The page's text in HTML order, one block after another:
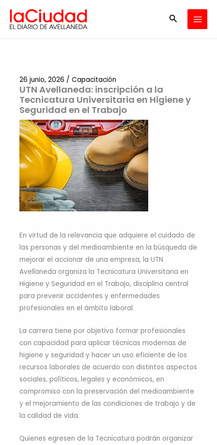
contenido
Buscar
UTN Avellaneda: inscripción a la
Tecnicatura Universitaria en Higiene y
Seguridad en el Trabajo
26 junio, 2026 / Capacitación
En virtud de la relevancia que adquiere el cuidado de
las personas y del medioambiente en la búsqueda de
mejorar el accionar de una empresa, la UTN
Avellaneda organiza la Tecnicatura Universitaria en
Higiene y Seguridad en el Trabajo, disciplina central
para prevenir accidentes y enfermedades
profesionales en el ámbito laboral.
La carrera tiene por objetivo formar profesionales
con capacidad para aplicar técnicas modernas de
higiene y seguridad y hacer un uso eficiente de los
recursos laborales de acuerdo con distintos aspectos
sociales, políticos, legales y económicos, en
compromiso con la preservación del medioambiente
y el mejoramiento de las condiciones de trabajo y de
la calidad de vida.
Quienes egresen de la Tecnicatura podrán organizar